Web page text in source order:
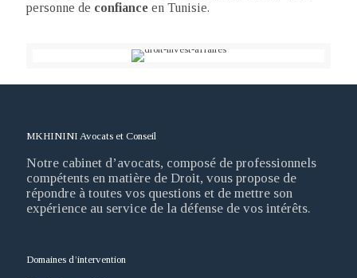
personne de confiance en Tunisie.
MKHININI Avocats et Conseil
Notre cabinet d’avocats, composé de professionnels
compétents en matière de Droit, vous propose de
répondre à toutes vos questions et de mettre son
expérience au service de la défense de vos intérêts.
Domaines d’intervention